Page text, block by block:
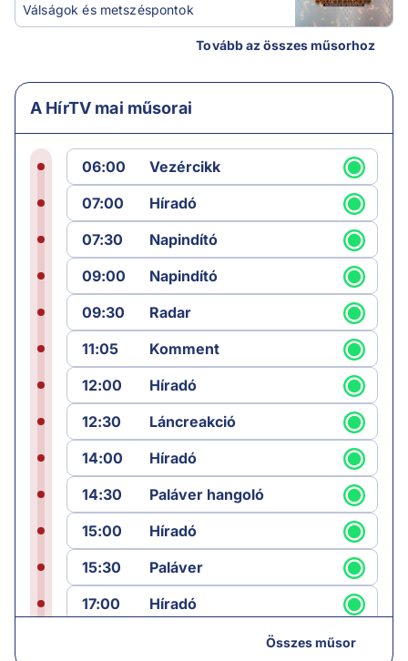
Válságok és metszéspontok
Tovább az összes műsorhoz
A HírTV mai műsorai
06:00
Vezércikk
07:00
Híradó
07:30
Napindító
09:00
Napindító
09:30
Radar
11:05
Komment
12:00
Híradó
12:30
Láncreakció
14:00
Híradó
14:30
Paláver hangoló
15:00
Híradó
15:30
Paláver
17:00
Híradó
Összes műsor